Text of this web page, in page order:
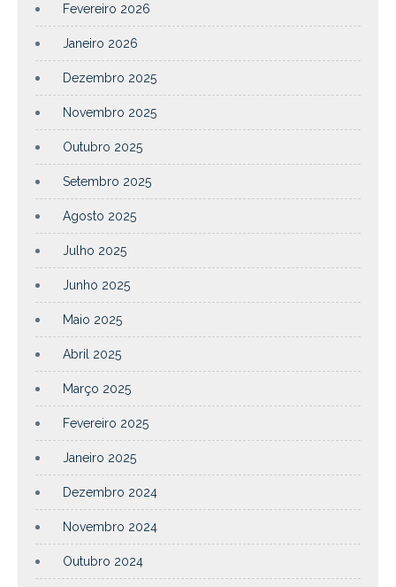
Fevereiro 2026
Janeiro 2026
Dezembro 2025
Novembro 2025
Outubro 2025
Setembro 2025
Agosto 2025
Julho 2025
Junho 2025
Maio 2025
Abril 2025
Março 2025
Fevereiro 2025
Janeiro 2025
Dezembro 2024
Novembro 2024
Outubro 2024